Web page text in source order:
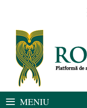
conținut
MENIU